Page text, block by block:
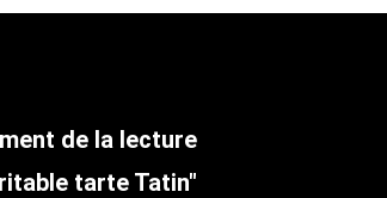
tarte Tatin"